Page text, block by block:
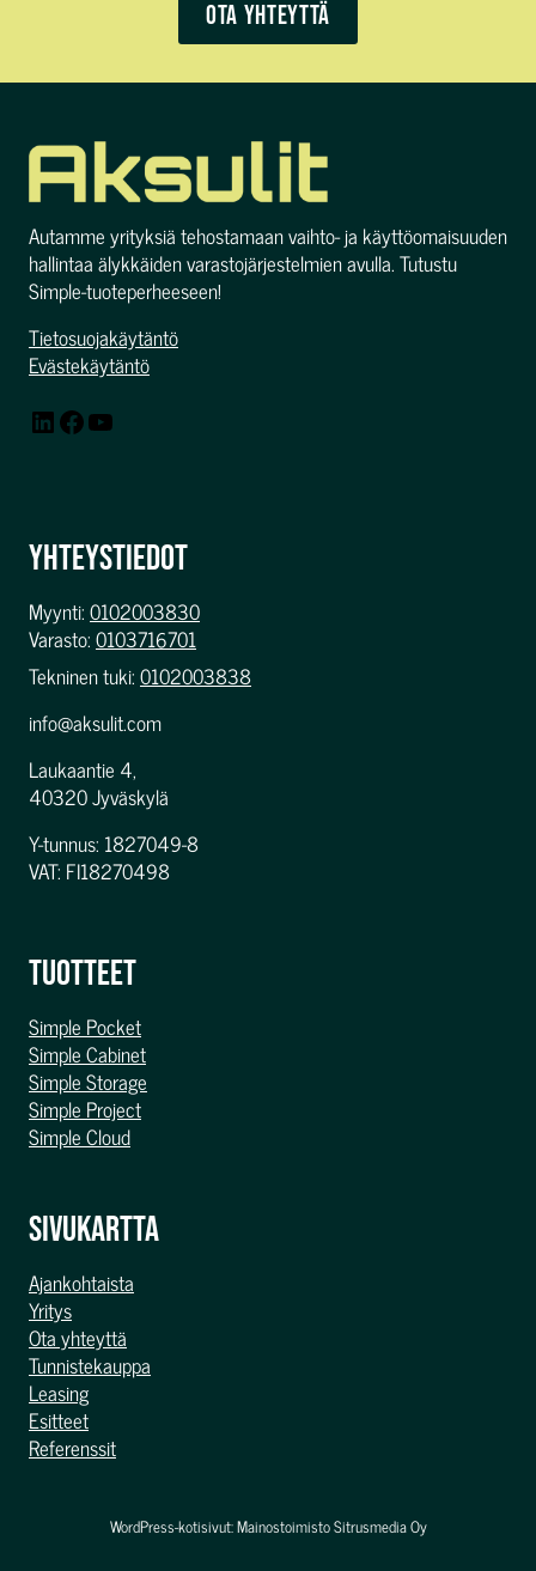
Ota yhteyttä
Autamme yrityksiä tehostamaan vaihto- ja käyttöomaisuuden
hallintaa älykkäiden varastojärjestelmien avulla. Tutustu
Simple-tuoteperheeseen!
Tietosuojakäytäntö
Evästekäytäntö
LinkedIn
Facebook
YouTube
YHTEYSTIEDOT
Myynti:0102003830
Varasto:0103716701
Tekninen tuki:0102003838
info@aksulit.com
Laukaantie 4,
40320 Jyväskylä
Y-tunnus: 1827049-8
VAT: FI18270498
TUOTTEET
Simple Pocket
Simple Cabinet
Simple Storage
Simple Project
Simple Cloud
SIVUKARTTA
Ajankohtaista
Yritys
Ota yhteyttä
Tunnistekauppa
Leasing
Esitteet
Referenssit
WordPress-kotisivut:Mainostoimisto Sitrusmedia Oy